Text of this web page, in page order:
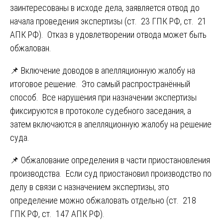
заинтересованы в исходе дела, заявляется отвод до
начала проведения экспертизы (ст. 23 ГПК РФ, ст. 21
АПК РФ). Отказ в удовлетворении отвода может быть
обжалован.
📌 Включение доводов в апелляционную жалобу на
итоговое решение. Это самый распространённый
способ. Все нарушения при назначении экспертизы
фиксируются в протоколе судебного заседания, а
затем включаются в апелляционную жалобу на решение
суда.
📌 Обжалование определения в части приостановления
производства. Если суд приостановил производство по
делу в связи с назначением экспертизы, это
определение можно обжаловать отдельно (ст. 218
ГПК РФ, ст. 147 АПК РФ).